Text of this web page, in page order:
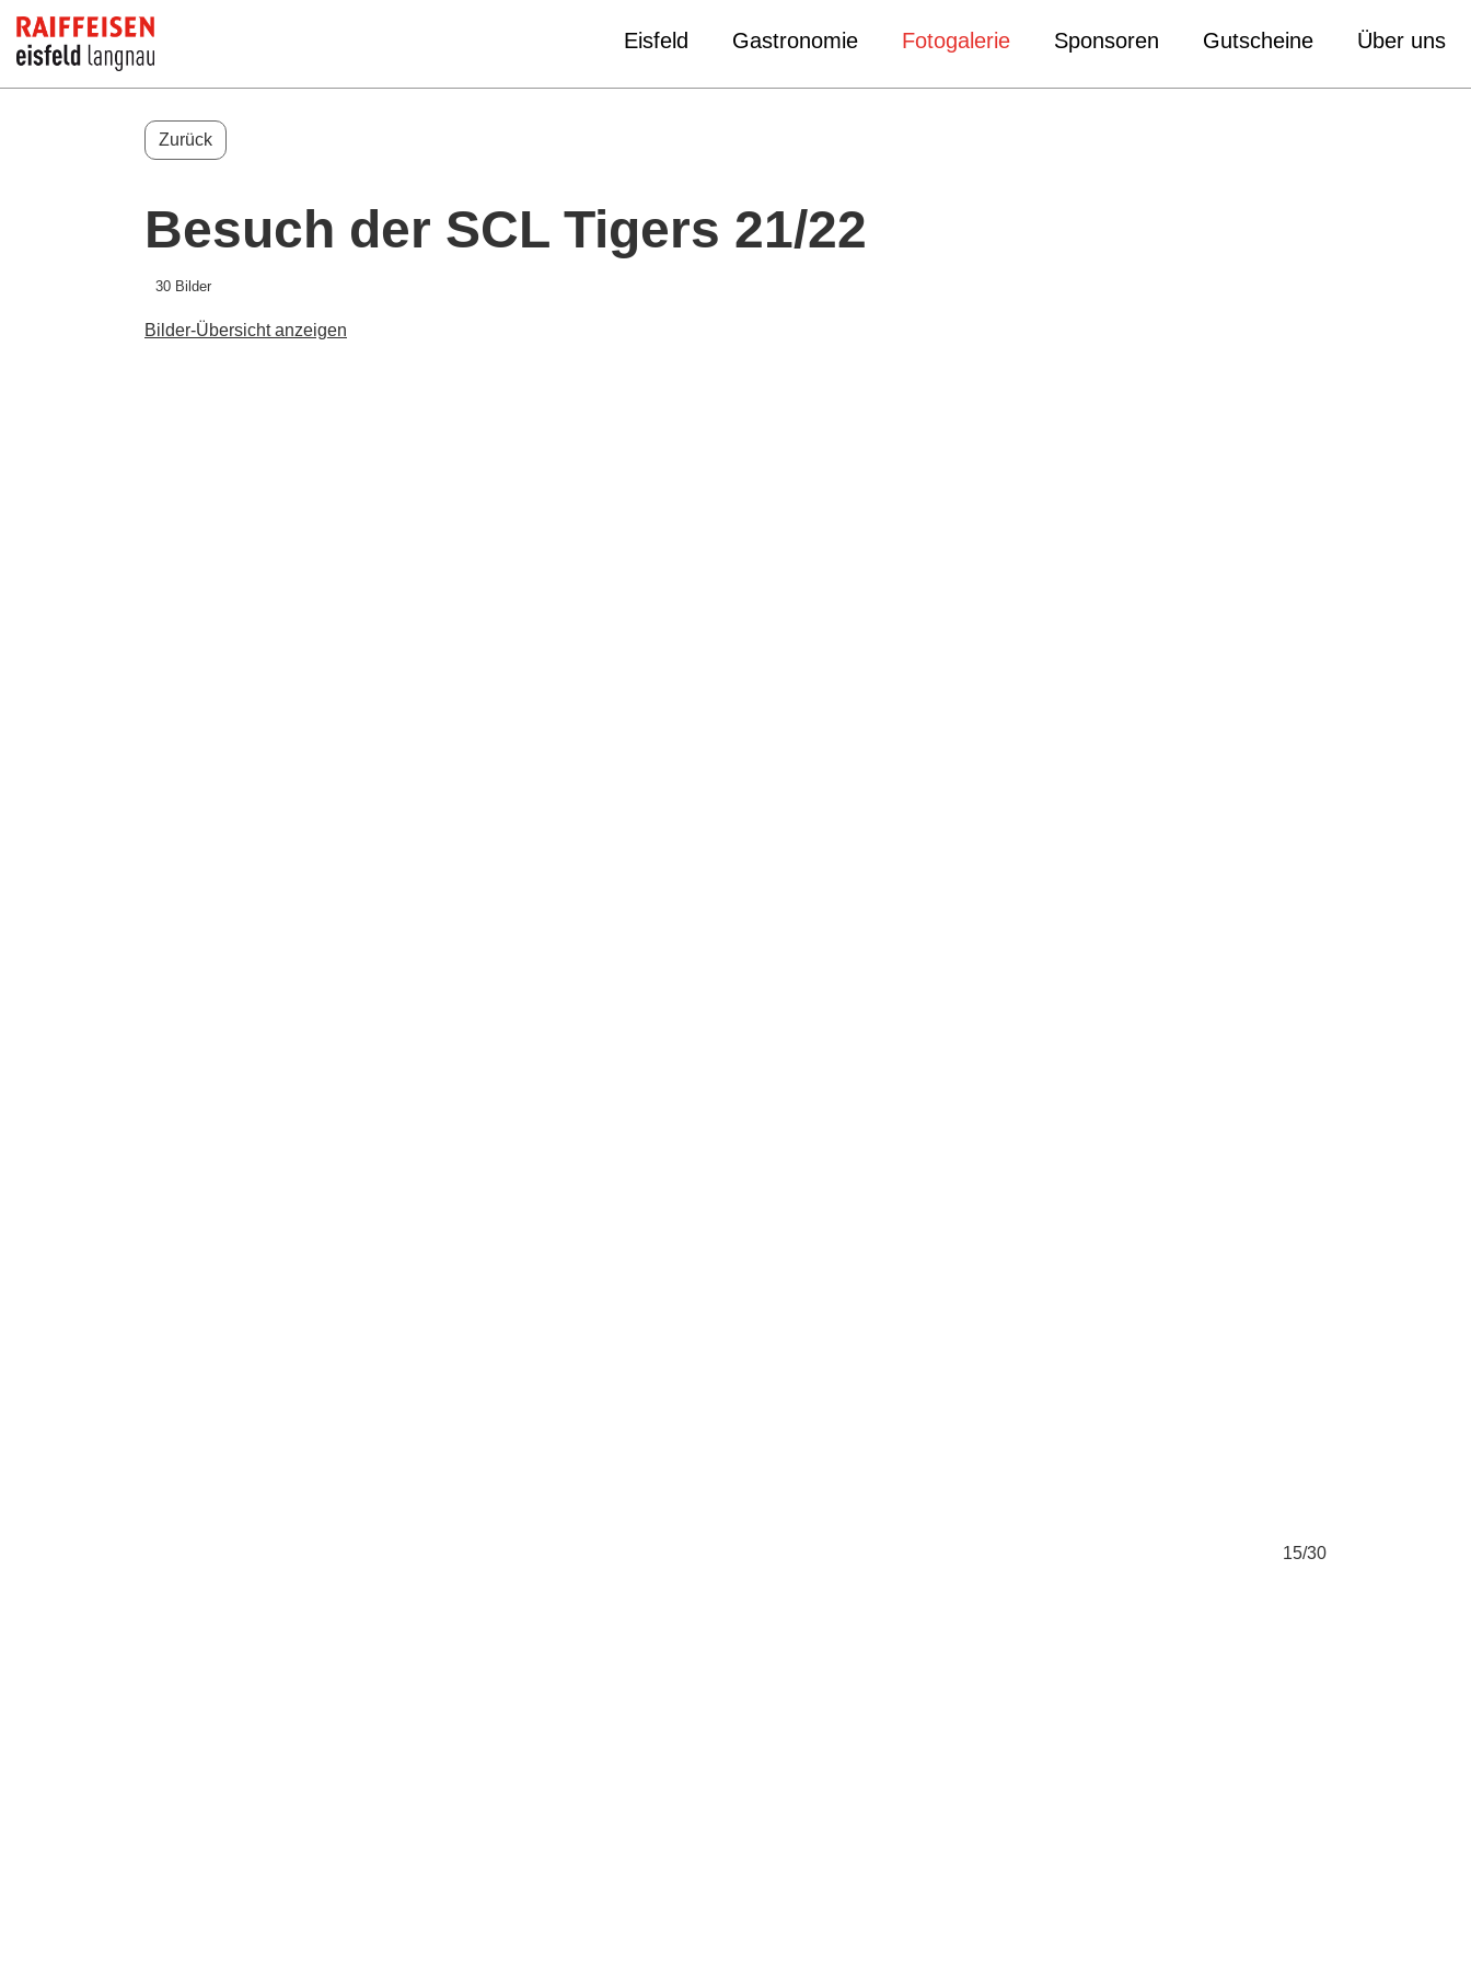
Eisfeld Gastronomie Fotogalerie Sponsoren Gutscheine Über uns
Zurück
Besuch der SCL Tigers 21/22
30 Bilder
Bilder-Übersicht anzeigen
15/30